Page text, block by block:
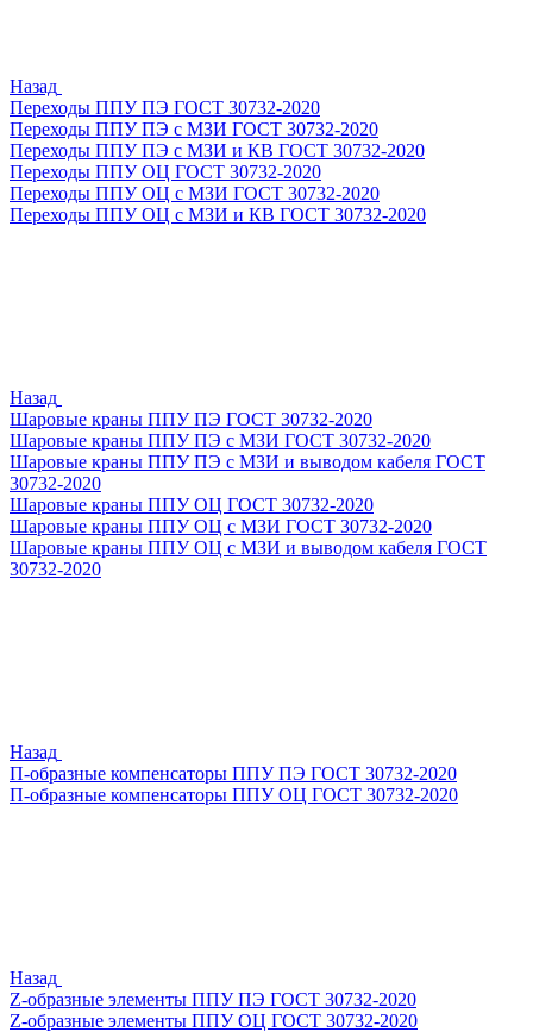
Назад
Переходы ППУ ПЭ ГОСТ 30732-2020
Переходы ППУ ПЭ с МЗИ ГОСТ 30732-2020
Переходы ППУ ПЭ с МЗИ и КВ ГОСТ 30732-2020
Переходы ППУ ОЦ ГОСТ 30732-2020
Переходы ППУ ОЦ с МЗИ ГОСТ 30732-2020
Переходы ППУ ОЦ с МЗИ и КВ ГОСТ 30732-2020
Назад
Шаровые краны ППУ ПЭ ГОСТ 30732-2020
Шаровые краны ППУ ПЭ с МЗИ ГОСТ 30732-2020
Шаровые краны ППУ ПЭ с МЗИ и выводом кабеля ГОСТ
30732-2020
Шаровые краны ППУ ОЦ ГОСТ 30732-2020
Шаровые краны ППУ ОЦ с МЗИ ГОСТ 30732-2020
Шаровые краны ППУ ОЦ с МЗИ и выводом кабеля ГОСТ
30732-2020
Назад
П-образные компенсаторы ППУ ПЭ ГОСТ 30732-2020
П-образные компенсаторы ППУ ОЦ ГОСТ 30732-2020
Назад
Z-образные элементы ППУ ПЭ ГОСТ 30732-2020
Z-образные элементы ППУ ОЦ ГОСТ 30732-2020